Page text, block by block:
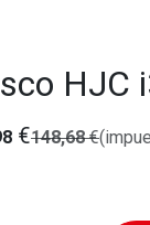
HJC
€148,68€